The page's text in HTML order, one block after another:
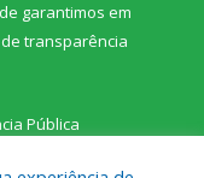
garantimos em
transparência
Pública